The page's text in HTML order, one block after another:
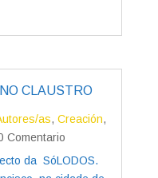
CLAUSTRO
as, Creación,
Comentario
da SóLODOS.